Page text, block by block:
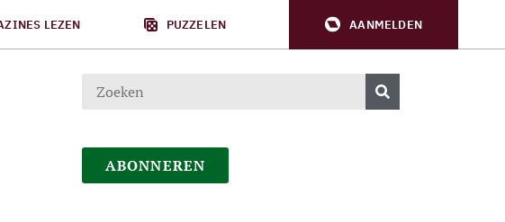
LEZEN PUZZELEN AANMELDEN
ABONNEREN